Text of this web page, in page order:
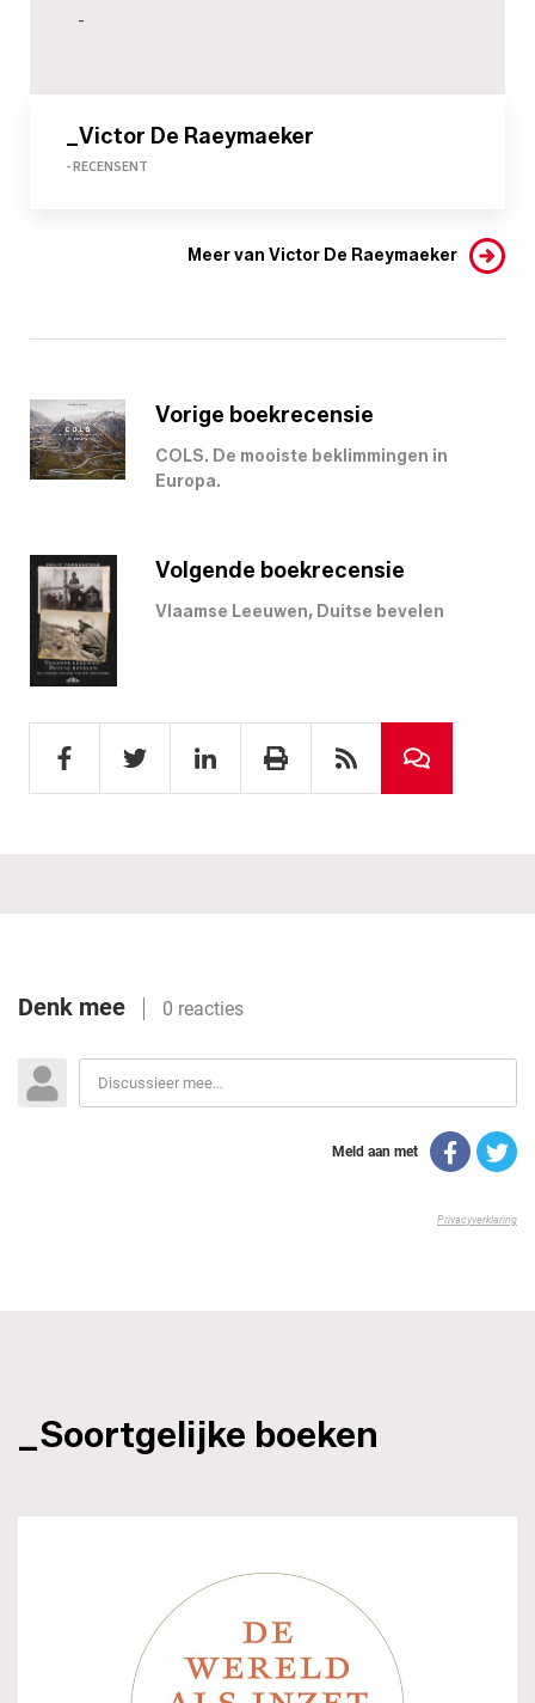
-
_Victor De Raeymaeker
- RECENSENT
Meer van Victor De Raeymaeker
Vorige boekrecensie
COLS. De mooiste beklimmingen in
Europa.
Volgende boekrecensie
Vlaamse Leeuwen, Duitse bevelen
_Soortgelijke boeken